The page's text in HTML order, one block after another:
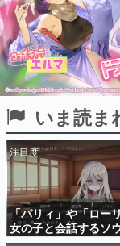
ピック
電ファミのいま読
アプリセール情報
インタビュー
いま読ま
注目度
「パリィ」や「ロー
女の子と会話するソ
恋愛ゲーム『小早川